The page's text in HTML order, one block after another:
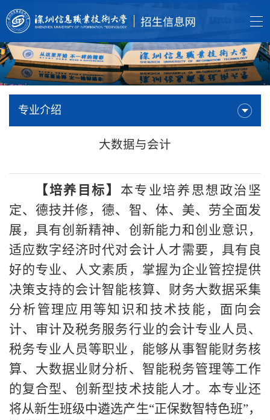
专业介绍
大数据与会计
【培养目标】 本专业培养思想政治坚
定、德技并修，德、智、体、美、劳全面发
展，具有创新精神、创新能力和创业意识 ，
适应数字经济时代对会计人才需要 ， 具有良
好的专业、人文素质，掌握为企业管控提供
决策支持的会计智能核算、财务大数据采集
分析管理应用等知识和技术技能，面向会
计、审计及税务服务行业的会计专业人员、
税务专业人员等职业，能够从事智能财务核
算、大数据业财分析、智能税务管理等工作
的复合型、创新型技术技能人才。本专业还
将从新生班级中遴选产生“正保数智特色班”，